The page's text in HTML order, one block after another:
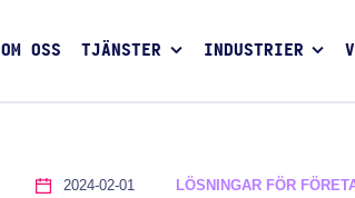
OM OSS TJÄNSTER INDUSTRIER
2024-02-01 LÖSNINGAR FÖR